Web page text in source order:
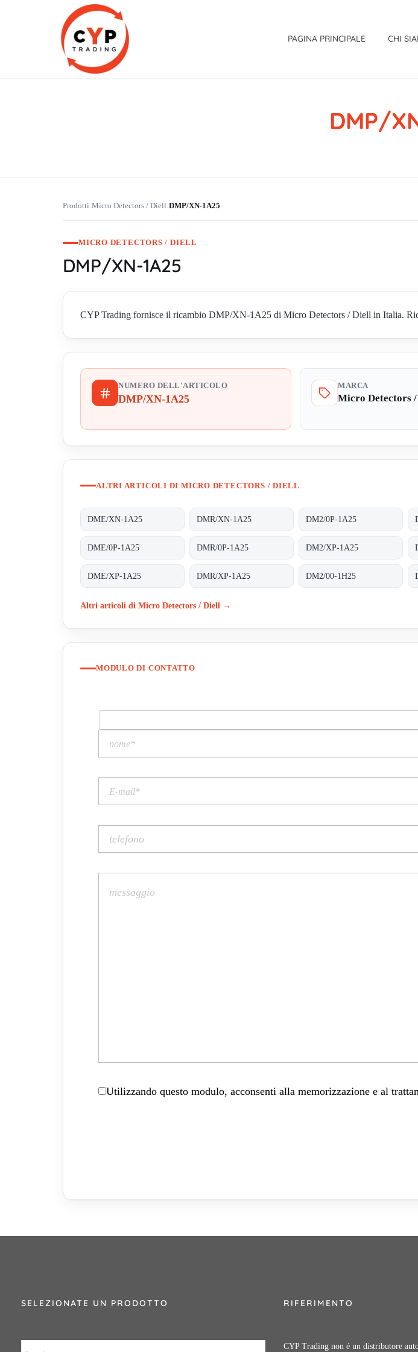
PAGINA PRINCIPALE CHI
DMP/
Prodotti›Micro Detectors / Diell›DMP/XN-1A25
MICRO DETECTORS / DIELL
DMP/XN-1A25
CYP Trading fornisce il ricambio DMP/XN-1A25 di Micro Detectors / Diell in Italia.
NUMERO DELL'ARTICOLO
DMP/XN-1A25
MARCA
Micro Detectors
ALTRI ARTICOLI DI MICRO DETECTORS / DIELL
DME/XN-1A25 DMR/XN-1A25 DM2/0P-1A25
DME/0P-1A25 DMR/0P-1A25 DM2/XP-1A25
DME/XP-1A25 DMR/XP-1A25 DM2/00-1H25
Altri articoli di Micro Detectors / Diell →
MODULO DI CONTATTO
Utilizzando questo modulo, acconsenti alla memorizzazione e al
SELEZIONATE UN PRODOTTO RIFERIMENTO
CYP Trading non é un distributore